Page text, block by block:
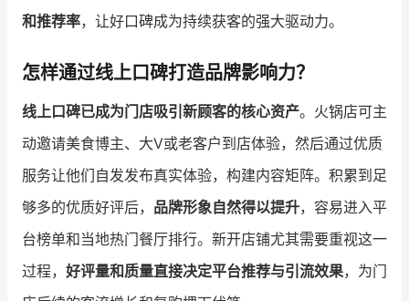
和推荐率，让好口碑成为持续获客的强大驱动力。
怎样通过线上口碑打造品牌影响力？
线上口碑已成为门店吸引新顾客的核心资产。火锅店可主
动邀请美食博主、大V或老客户到店体验，然后通过优质
服务让他们自发发布真实体验，构建内容矩阵。积累到足
够多的优质好评后， 品牌形象自然得以提升，容易进入平
台榜单和当地热门餐厅排行。新开店铺尤其需要重视这一
过程， 好评量和质量直接决定平台推荐与引流效果，为门